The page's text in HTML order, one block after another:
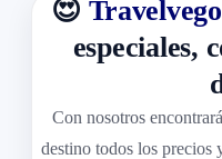
😍 Travelvego
especiales,
Con nosotros
destino todos los precios